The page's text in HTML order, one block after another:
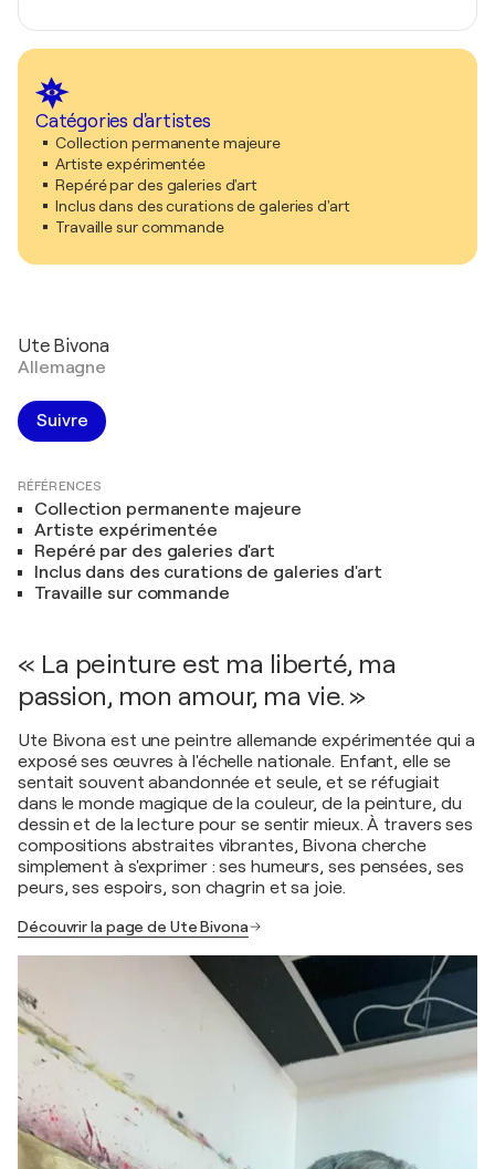
Catégories d'artistes
Collection permanente majeure
Artiste expérimentée
Repéré par des galeries d'art
Inclus dans des curations de galeries d'art
Travaille sur commande
Ute Bivona
Allemagne
Suivre
RÉFÉRENCES
Collection permanente majeure
Artiste expérimentée
Repéré par des galeries d'art
Inclus dans des curations de galeries d'art
Travaille sur commande
« La peinture est ma liberté, ma
passion, mon amour, ma vie. »
Ute Bivona est une peintre allemande expérimentée qui a
exposé ses œuvres à l'échelle nationale. Enfant, elle se
sentait souvent abandonnée et seule, et se réfugiait
dans le monde magique de la couleur, de la peinture, du
dessin et de la lecture pour se sentir mieux. À travers ses
compositions abstraites vibrantes, Bivona cherche
simplement à s'exprimer : ses humeurs, ses pensées, ses
peurs, ses espoirs, son chagrin et sa joie.
Découvrir la page de Ute Bivona